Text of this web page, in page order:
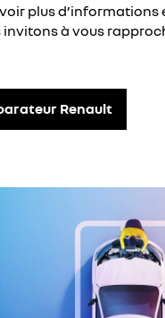
plus d’informations
invitons à vous
Renault